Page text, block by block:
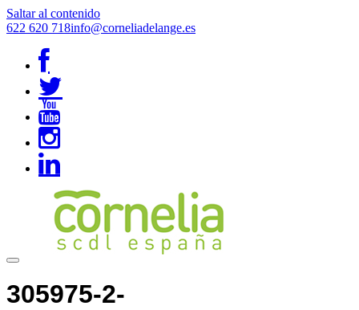
Saltar al contenido
622 620 718info@corneliadelange.es
305975-2-